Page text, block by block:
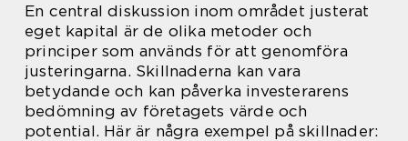
En central diskussion inom området justerat
eget kapital är de olika metoder och
principer som används för att genomföra
justeringarna. Skillnaderna kan vara
betydande och kan påverka investerarens
bedömning av företagets värde och
potential. Här är några exempel på skillnader: